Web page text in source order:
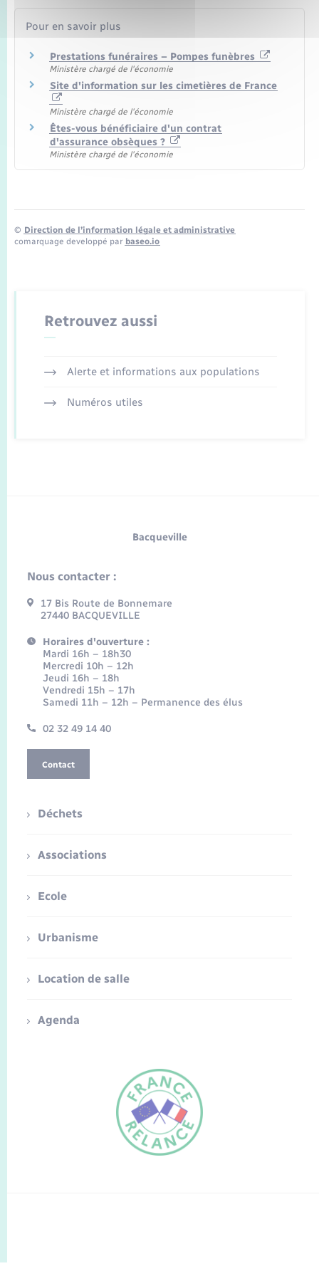
FR
Pour en savoir plus
Prestations funéraires – Pompes funèbres
Ministère chargé de l'économie
Site d'information sur les cimetières de France
Ministère chargé de l'économie
Êtes-vous bénéficiaire d'un contrat
d'assurance obsèques ?
Ministère chargé de l'économie
© Direction de l’information légale et administrative
comarquage developpé par baseo.io
Retrouvez aussi
Alerte et informations aux populations
Numéros utiles
Bacqueville
Nous contacter :
17 Bis Route de Bonnemare
27440 BACQUEVILLE
Horaires d'ouverture :
Mardi 16h – 18h30
Mercredi 10h – 12h
Jeudi 16h – 18h
Vendredi 15h – 17h
Samedi 11h – 12h – Permanence des élus
02 32 49 14 40
Contact
Déchets
Associations
Ecole
Urbanisme
Location de salle
Agenda